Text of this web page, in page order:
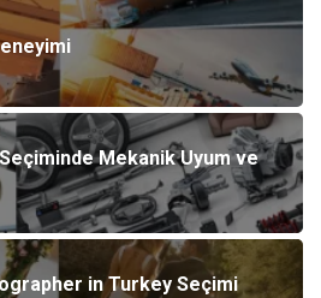
Mekanik Uyum ve
in Turkey Seçimi